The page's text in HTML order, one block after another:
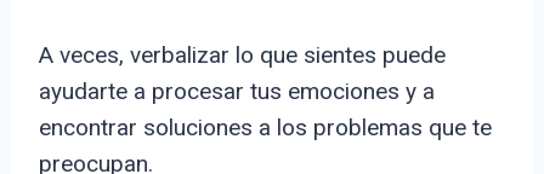
A veces, verbalizar lo que sientes puede
ayudarte a procesar tus emociones y a
encontrar soluciones a los problemas que te
preocupan.